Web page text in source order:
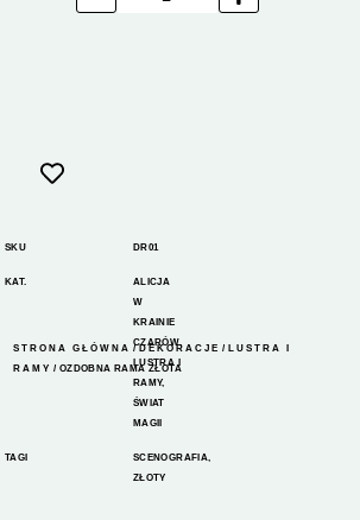
SKU DR01
KAT.
ALICJA
W
KRAINIE
CZARÓW,
LUSTRA I
RAMY,
ŚWIAT
MAGII
TAGI SCENOGRAFIA,
ZŁOTY
STRONA GŁÓWNA /DEKORACJE /LUSTRA I
RAMY / OZDOBNA RAMA ZŁOTA